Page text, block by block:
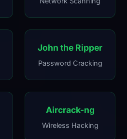
John the Ripper
Password Cracking
Aircrack-ng
Wireless Hacking